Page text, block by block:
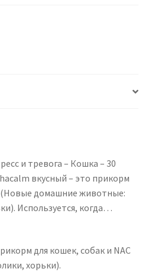
и тревога – Кошка – 30
вкусный – это прикорм
(Новые домашние животные:
Используется, когда…
для кошек, собак и NAC
хорьки).